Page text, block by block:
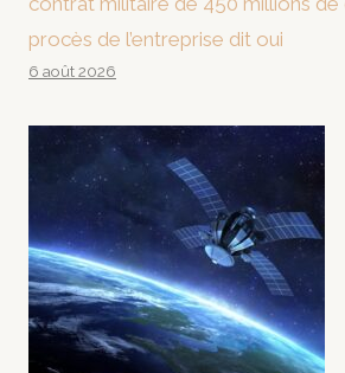
procès de l’entreprise dit oui
6 août 2026